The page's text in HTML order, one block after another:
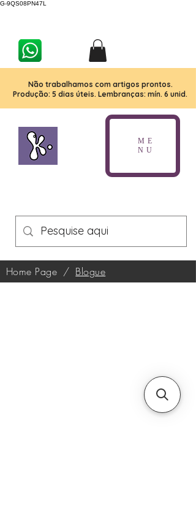
G-9QS08PN47L
Não trabalhamos com artigos prontos.
Produção: 5 dias úteis. Lembranças: mín. 6 unid.
ME
NU
Home Page / Blogue